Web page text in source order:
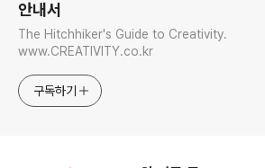
안내서
The Hitchhiker's Guide to Creativity.
www.CREATIVITY.co.kr
구독하기